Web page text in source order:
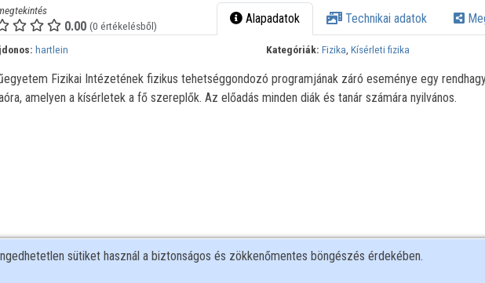
0.00 (0 értékelésből) Alapadatok Technikai adatok
hartlein Kategóriák: Fizika,Kísérleti fizika
Fizikai Intézetének fizikus tehetséggondozó programjának záró eseménye egy
amelyen a kísérletek a fő szereplők. Az előadás minden diák és tanár számára nyilvános.
sütiket használ a biztonságos és zökkenőmentes böngészés érdekében.